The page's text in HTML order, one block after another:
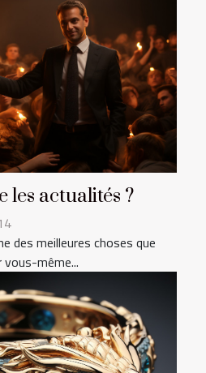
les actualités ?
des meilleures choses que
même...